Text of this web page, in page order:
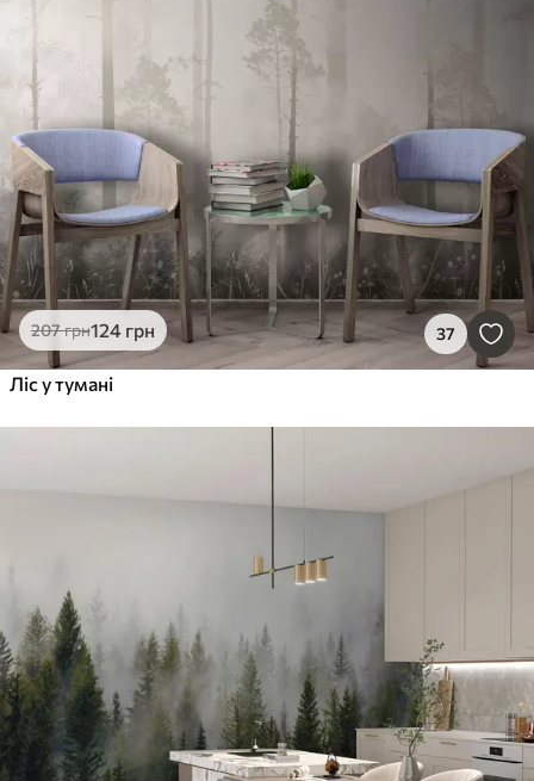
207грн124 грн 37
Ліс у тумані